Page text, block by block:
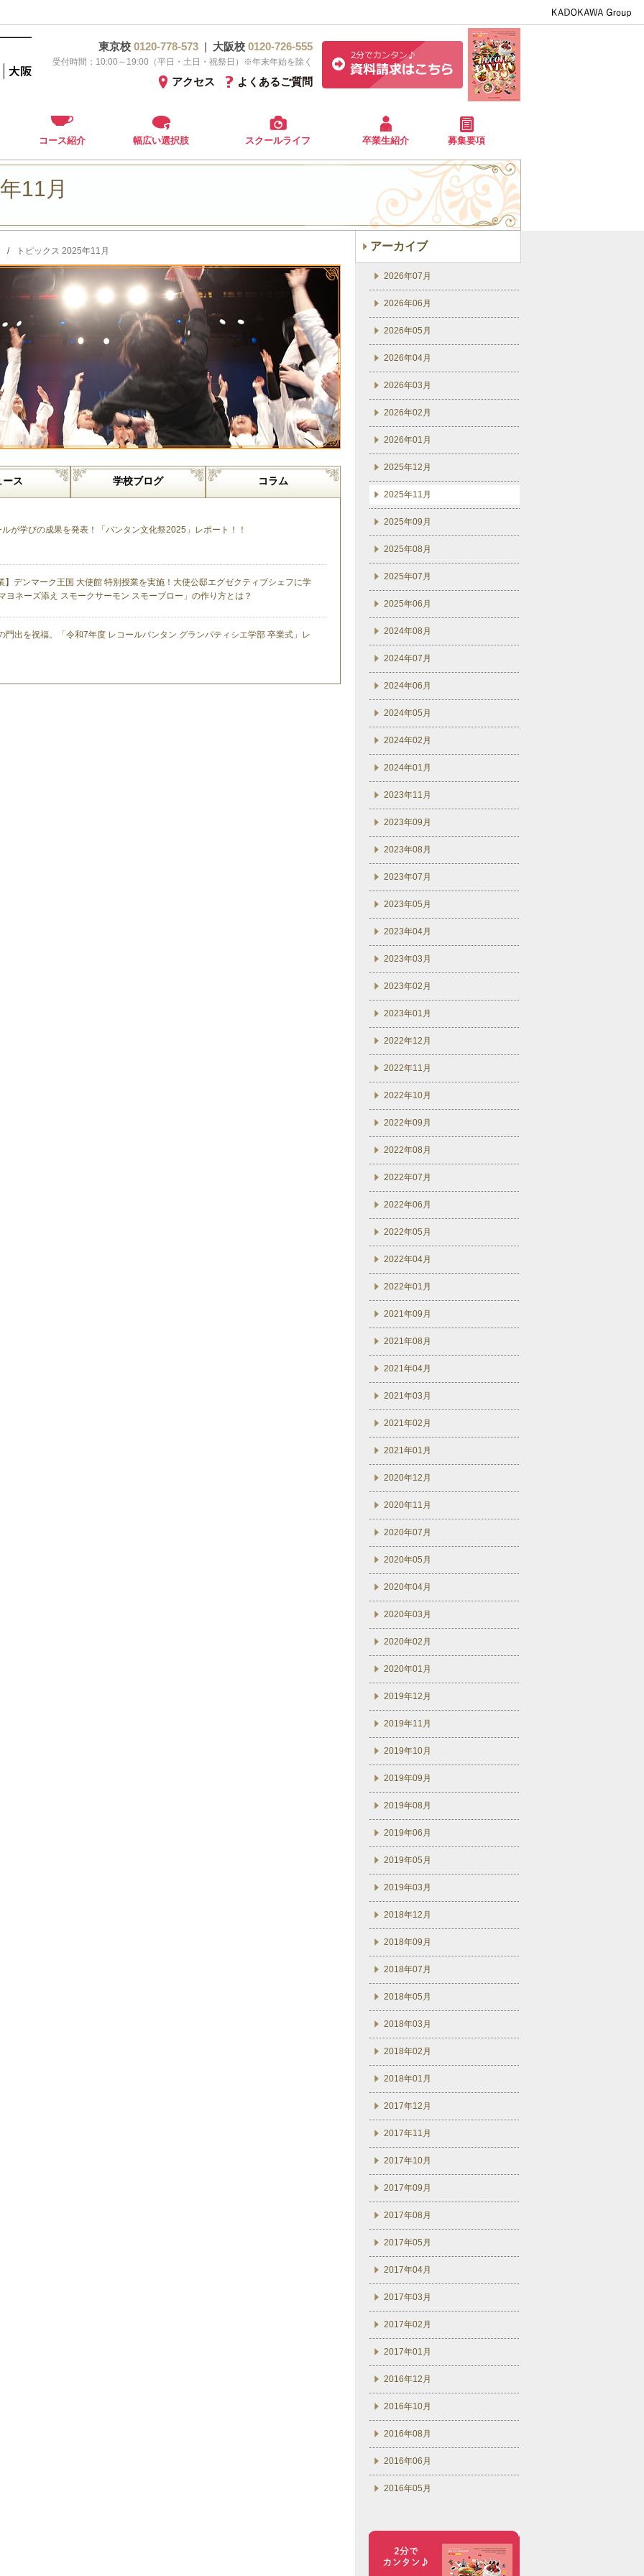
東京校 0120-778-573 | 大阪校 0120-726-555
受付時間：10:00～19:00（平日・土日・祝祭日）※年末年始を除く
よくあるご質問
アクセス
コース紹介 幅広い選択肢 スクールライフ 卒業生紹介 募集要項
11月
/ トピックス 2025年11月
ース 学校ブログ コラム
が学びの成果を発表！「バンタン文化祭2025」レポート！！
】デンマーク王国 大使館 特別授業を実施！大使公邸エグゼクティブシェフに学
ヨネーズ添え スモークサーモン スモーブロー」の作り方とは？
門出を祝福。「令和7年度 レコールバンタン グランパティシエ学部 卒業式」レ
アーカイブ
2026年07月
2026年06月
2026年05月
2026年04月
2026年03月
2026年02月
2026年01月
2025年12月
2025年11月
2025年09月
2025年08月
2025年07月
2025年06月
2024年08月
2024年07月
2024年06月
2024年05月
2024年02月
2024年01月
2023年11月
2023年09月
2023年08月
2023年07月
2023年05月
2023年04月
2023年03月
2023年02月
2023年01月
2022年12月
2022年11月
2022年10月
2022年09月
2022年08月
2022年07月
2022年06月
2022年05月
2022年04月
2022年01月
2021年09月
2021年08月
2021年04月
2021年03月
2021年02月
2021年01月
2020年12月
2020年11月
2020年07月
2020年05月
2020年04月
2020年03月
2020年02月
2020年01月
2019年12月
2019年11月
2019年10月
2019年09月
2019年08月
2019年06月
2019年05月
2019年03月
2018年12月
2018年09月
2018年07月
2018年05月
2018年03月
2018年02月
2018年01月
2017年12月
2017年11月
2017年10月
2017年09月
2017年08月
2017年05月
2017年04月
2017年03月
2017年02月
2017年01月
2016年12月
2016年10月
2016年08月
2016年06月
2016年05月